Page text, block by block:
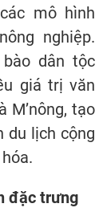
mô hình
nghiệp.
dân tộc
giá trị văn
M’nông, tạo
du lịch cộng
đặc trưng